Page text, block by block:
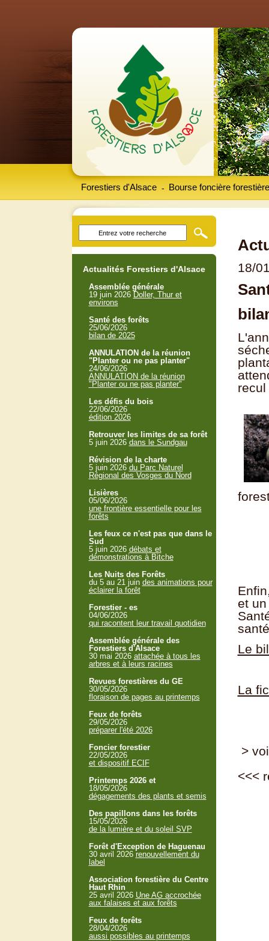
Forestiers d'Alsace Bourse foncière forestière
-
18/
et
Le
La
>
<<<
Actualités Forestiers d'Alsace
Assemblée générale
19 juin 2026 Doller, Thur et
environs
Santé des forêts
25/06/2026
bilan de 2025
ANNULATION de la réunion
"Planter ou ne pas planter"
24/06/2026
ANNULATION de la réunion
"Planter ou ne pas planter"
Les défis du bois
22/06/2026
édition 2026
Retrouver les limites de sa forêt
5 juin 2026 dans le Sundgau
Révision de la charte
5 juin 2026 du Parc Naturel
Régional des Vosges du Nord
Lisières
05/06/2026
une frontière essentielle pour les
forêts
Les feux ce n'est pas que dans le
Sud
5 juin 2026 débats et
démonstrations à Bitche
Les Nuits des Forêts
du 5 au 21 juin des animations pour
éclairer la forêt
Forestier - es
04/06/2026
qui racontent leur travail quotidien
Assemblée générale des
Forestiers d'Alsace
30 mai 2026 attachée à tous les
arbres et à leurs racines
Revues forestières du GE
30/05/2026
floraison de pages au printemps
Feux de forêts
29/05/2026
préparer l'été 2026
Foncier forestier
22/05/2026
et dispositif ECIF
Printemps 2026 et
18/05/2026
dégagements des plants et semis
Des papillons dans les forêts
15/05/2026
de la lumière et du soleil SVP
Forêt d'Exception de Haguenau
30 avril 2026 renouvellement du
label
Association forestière du Centre
Haut Rhin
25 avril 2026 Une AG accrochée
aux falaises et aux forêts
Feux de forêts
28/04/2026
aussi possibles au printemps